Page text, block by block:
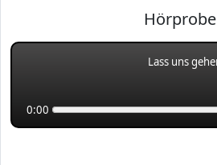
Hörprobe
Lass uns
0:00